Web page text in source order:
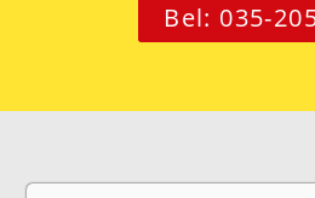
Bel: 035-